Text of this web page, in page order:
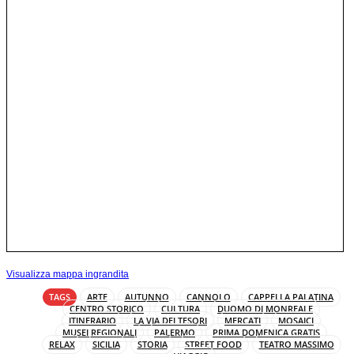
Visualizza mappa ingrandita
TAGS ARTE AUTUNNO CANNOLO
CAPPELLA PALATINA
CENTRO STORICO
CULTURA
DUOMO DI MONREALE
ITINERARIO
LA VIA DEI TESORI MERCATI
MOSAICI
MUSEI REGIONALI
PALERMO
PRIMA DOMENICA GRATIS
RELAX
SICILIA STORIA STREET FOOD
TEATRO MASSIMO